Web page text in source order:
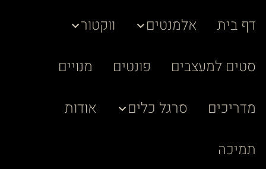
דף בית אלמנטים
ווקטור
סטים למעצבים
פונטים
מנויים
מדריכים
סרגל כלים
אודות
תמיכה